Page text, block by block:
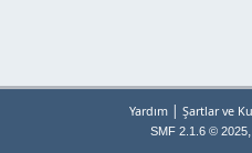
Yardım | Şartlar ve
SMF 2.1.6 © 2025,